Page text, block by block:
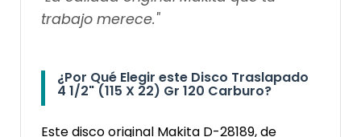
trabajo merece."
¿Por Qué Elegir este Disco Traslapado
4 1/2" (115 X 22) Gr 120 Carburo?
Este disco original Makita D-28189, de